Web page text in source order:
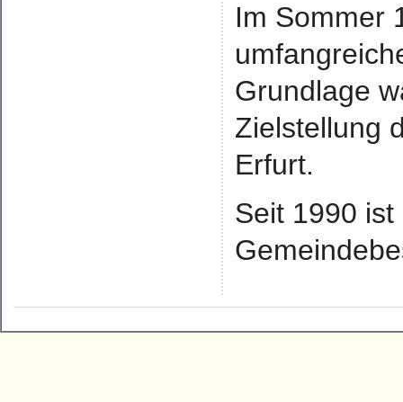
Im Sommer
Grundlage
Zielstellung
Erfurt.
Seit 1990